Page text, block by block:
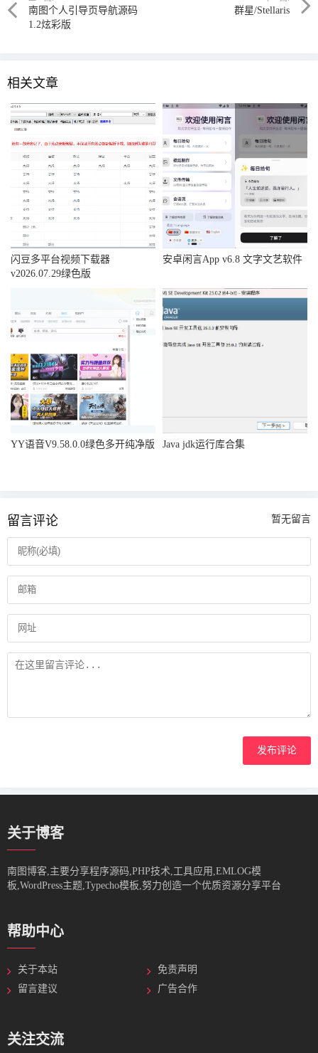
南图个人引导页导航源码
1.2炫彩版
群星/Stellaris
相关文章
闪豆多平台视频下载器
v2026.07.29绿色版
安卓闲言App v6.8 文字文艺软件
YY语音V9.58.0.0绿色多开纯净版 Java jdk运行库合集
留言评论 暂无留言
发布评论
关于博客
南图博客,主要分享程序源码,PHP技术,工具应用,EMLOG模
板,WordPress主题,Typecho模板,努力创造一个优质资源分享平台
帮助中心
关于本站
免责声明
留言建议
广告合作
关注交流